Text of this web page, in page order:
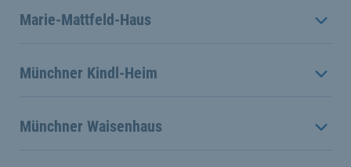
Marie-Mattfeld-Haus
Münchner Kindl-Heim
Münchner Waisenhaus